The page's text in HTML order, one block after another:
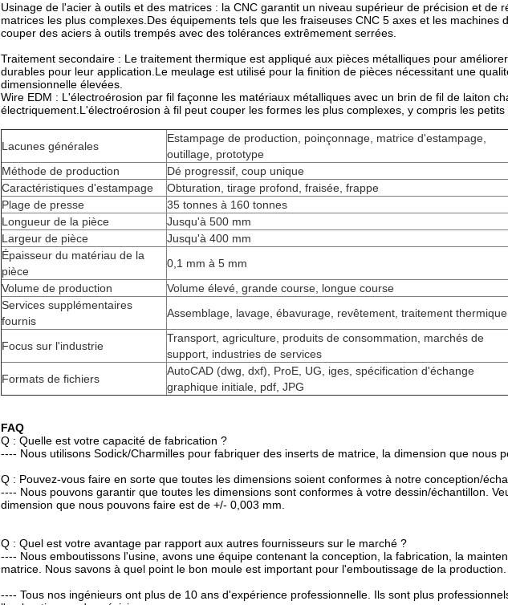
Usinage de l'acier à outils et des matrices : la CNC garantit un niveau supérieur de précision et de
matrices les plus complexes.Des équipements tels que les fraiseuses CNC 5 axes et les machines
couper des aciers à outils trempés avec des tolérances extrêmement serrées.
Traitement secondaire : Le traitement thermique est appliqué aux pièces métalliques pour
durables pour leur application.Le meulage est utilisé pour la finition de pièces nécessitant une
dimensionnelle élevées.
Wire EDM : L'électroérosion par fil façonne les matériaux métalliques avec un brin de fil de laiton
électriquement.L'électroérosion à fil peut couper les formes les plus complexes, y compris les petits
Lacunes générales
Estampage de production, poinçonnage, matrice d'estampage,
outillage, prototype
Méthode de production
Dé progressif, coup unique
Caractéristiques d'estampage
Obturation, tirage profond, fraisée, frappe
Plage de presse
35 tonnes à 160 tonnes
Longueur de la pièce
Jusqu'à 500 mm
Largeur de pièce
Jusqu'à 400 mm
Épaisseur du matériau de la
pièce
0,1 mm à 5 mm
Volume de production
Volume élevé, grande course, longue course
Services supplémentaires
fournis
Assemblage, lavage, ébavurage, revêtement, traitement thermique
Focus sur l'industrie
Transport, agriculture, produits de consommation, marchés de
support, industries de services
Formats de fichiers
AutoCAD (dwg, dxf), ProE, UG, iges, spécification d'échange
graphique initiale, pdf, JPG
FAQ
Q : Quelle est votre capacité de fabrication ?
---- Nous utilisons Sodick/Charmilles pour fabriquer des inserts de matrice, la dimension que nous
Q : Pouvez-vous faire en sorte que toutes les dimensions soient conformes à notre conception/
---- Nous pouvons garantir que toutes les dimensions sont conformes à votre dessin/échantillon.
dimension que nous pouvons faire est de +/- 0,003 mm.
Q : Quel est votre avantage par rapport aux autres fournisseurs sur le marché ?
---- Nous emboutissons l'usine, avons une équipe contenant la conception, la fabrication, la
matrice. Nous savons à quel point le bon moule est important pour l'emboutissage de la production.
---- Tous nos ingénieurs ont plus de 10 ans d'expérience professionnelle. Ils sont plus